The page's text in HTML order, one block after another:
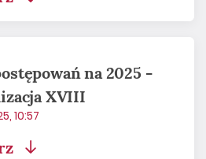
na 2025 -
XVIII
10:57